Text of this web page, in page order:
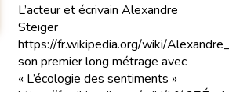
L’acteur et écrivain Alexandre
Steiger
https://fr.wikipedia.org/wiki/
son premier long métrage avec
« L’écologie des sentiments »